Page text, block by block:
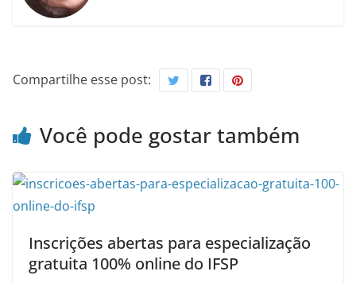
Compartilhe esse post:
Você pode gostar também
Inscrições abertas para especialização
gratuita 100% online do IFSP